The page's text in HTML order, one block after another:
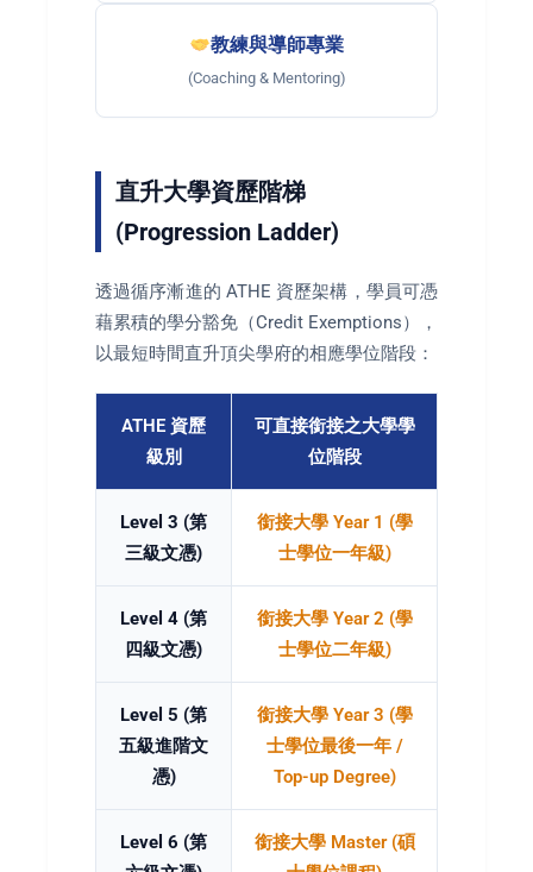
教練與導師專業
(Coaching & Mentoring)
直升大學資歷階梯
(Progression Ladder)
透過循序漸進的 ATHE 資歷架構，學員可憑
藉累積的學分豁免（Credit Exemptions），
以最短時間直升頂尖學府的相應學位階段：
ATHE 資歷
級別
可直接銜接之大學學
位階段
Level 3 (第
三級文憑)
銜接大學 Year 1 (學
士學位一年級)
Level 4 (第
四級文憑)
銜接大學 Year 2 (學
士學位二年級)
Level 5 (第
五級進階文
憑)
銜接大學 Year 3 (學
士學位最後一年 /
Top-up Degree)
Level 6 (第
銜接大學 Master (碩